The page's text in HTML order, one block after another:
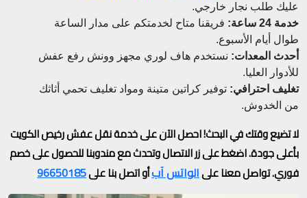
عليك طلب نجار خارجي.
خدمة 24 ساعة:
فريقنا متاح لخدمتكم على مدار الساعة
طوال أيام الأسبوع.
أحدث المعدات: نستخدم هاف لوري مجهز وونش رفع عفش
للأدوار العليا.
تغليف احترافي: توفير كراتين متينة ومواد تغليف تحمي أثاثك
من الخدوش.
لا تضيع وقتك في البحث! احصل الآن على خدمة نقل عفش رخيص الكويت
بأعلى جودة. اضغط على زر الاتصال وتحدث مع مندوبنا للحصول على خصم
فوري.تواصل معنا علىالواتس آبأو اتصل بنا على96650185